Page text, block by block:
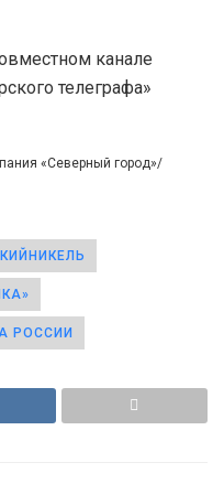
канале
телеграфа»
«Северный город»/
РОССИИ